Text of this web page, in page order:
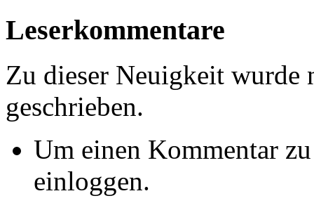
Leserkommentare
Zu dieser Neuigkeit wurde
geschrieben.
Um einen Kommentar
einloggen.